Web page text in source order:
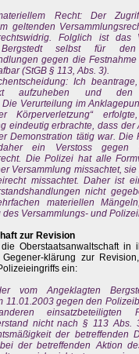
Recht: Der
geltenden
Folglich ist das
Bergstedt selbst für
gegen die
(StGB § 113, Abs. 3).
Ich
aufzuheben und den
Verurteilung im
Körperverletzung“
eindeutig erbrachte, dass der
Demonstration tätig war. Die
ein Verstoss gegen
Die Polizei hat alle
Versammlung missachtet,
missachtet. Daher ist
nicht
materiellen
Versammlungs- und
zur Revision
Oberstaatsanwaltschaft in
klärung zur
ein:
vom Angeklagten
11.01.2003 gegen den
einsatzbeteiligten
nicht nach § 113 Abs.
der betreffenden
der betreffenden Aktion